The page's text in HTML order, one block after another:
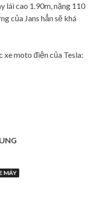
lái cao 1.90m, nặng 110
của Jans hẳn sẽ khá
xe moto điện của Tesla:
MÁY